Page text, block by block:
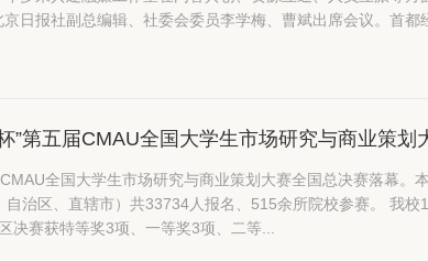
日报社副总编辑、社委会委员李学梅、曹斌出席会议。首都
”第五届CMAU全国大学生市场研究与商业策划
全国大学生市场研究与商业策划大赛全国总决赛落幕
人报名、515余所院校参赛。 我校13支参赛团队在全国总决赛中获特等奖1项、一等奖1项、二等奖2
决赛获特等奖3项、一等奖3项、二等...